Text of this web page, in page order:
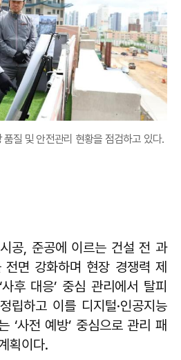
질 및 안전관리 현황을 점검하고 있다.
공, 준공에 이르는 건설 전 과
면 강화하며 현장 경쟁력 제
후 대응’ 중심 관리에서 탈피
립하고 이를 디지털·인공지능
‘사전 예방’ 중심으로 관리 패
획이다.